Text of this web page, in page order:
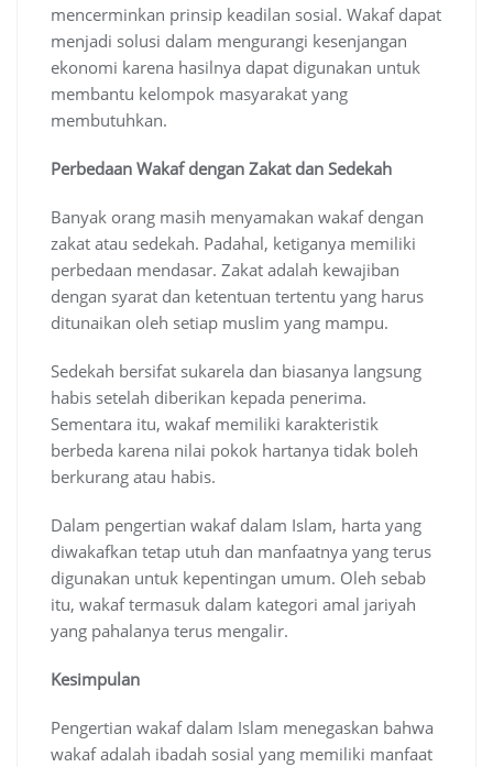
mencerminkan prinsip keadilan sosial. Wakaf dapat
menjadi solusi dalam mengurangi kesenjangan
ekonomi karena hasilnya dapat digunakan untuk
membantu kelompok masyarakat yang
membutuhkan.
Perbedaan Wakaf dengan Zakat dan Sedekah
Banyak orang masih menyamakan wakaf dengan
zakat atau sedekah. Padahal, ketiganya memiliki
perbedaan mendasar. Zakat adalah kewajiban
dengan syarat dan ketentuan tertentu yang harus
ditunaikan oleh setiap muslim yang mampu.
Sedekah bersifat sukarela dan biasanya langsung
habis setelah diberikan kepada penerima.
Sementara itu, wakaf memiliki karakteristik
berbeda karena nilai pokok hartanya tidak boleh
berkurang atau habis.
Dalam pengertian wakaf dalam Islam, harta yang
diwakafkan tetap utuh dan manfaatnya yang terus
digunakan untuk kepentingan umum. Oleh sebab
itu, wakaf termasuk dalam kategori amal jariyah
yang pahalanya terus mengalir.
Kesimpulan
Pengertian wakaf dalam Islam menegaskan bahwa
wakaf adalah ibadah sosial yang memiliki manfaat